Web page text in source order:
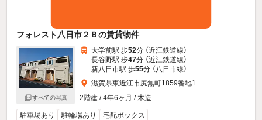
フォレスト八日市２Ｂの賃貸物件
すべての写真
大学前駅 歩52分 （近江鉄道線）
長谷野駅 歩47分 （近江鉄道線）
新八日市駅 歩55分 （八日市線）
滋賀県東近江市尻無町1859番地1
2階建 / 4年6ヶ月 / 木造
駐車場あり 駐輪場あり 宅配ボックス